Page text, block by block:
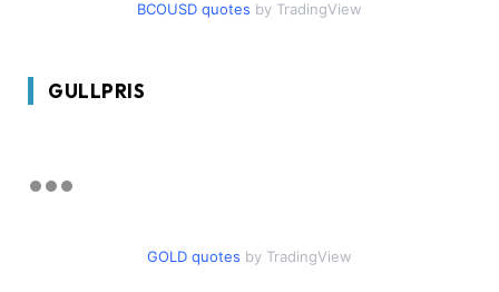
BCOUSD quotes by TradingView
GULLPRIS
GOLD quotes by TradingView